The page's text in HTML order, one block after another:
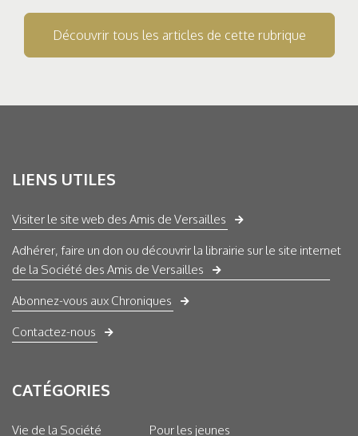
Découvrir tous les articles de cette rubrique
LIENS UTILES
Visiter le site web des Amis de Versailles
Adhérer, faire un don ou découvrir la librairie sur le site internet
de la Société des Amis de Versailles
Abonnez-vous aux Chroniques
Contactez-nous
CATÉGORIES
Vie de la Société
Pour les jeunes